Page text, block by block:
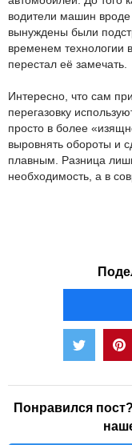
водители машин
вынуждены были
временем технологии
перестал её замечать.
Интересно, что сам
перегазовку
просто в более
выровнять обороты и
плавным. Разница
необходимость, а в
Понравился